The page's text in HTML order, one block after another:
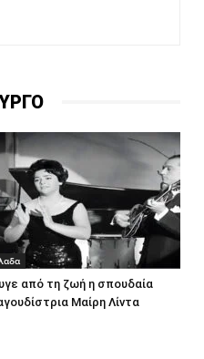
από τη ζωή η σπουδαία
Μαίρη Λίντα